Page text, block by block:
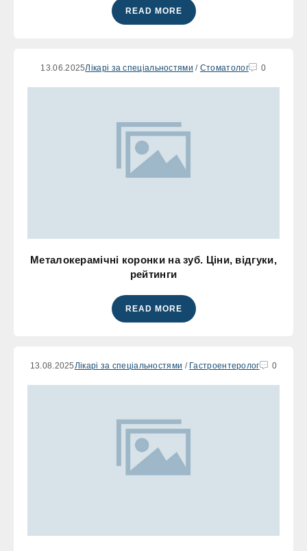
READ MORE
13.06.2025Лікарі за спеціальностями / Стоматолог 0
Металокерамічні коронки на зуб. Ціни, відгуки,
рейтинги
READ MORE
13.08.2025 Лікарі за спеціальностями / Гастроентеролог 0